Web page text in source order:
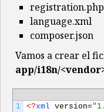
registration.php
language.xml
composer.json
Vamos a crear el
app/i18n/
1
<?xml version=